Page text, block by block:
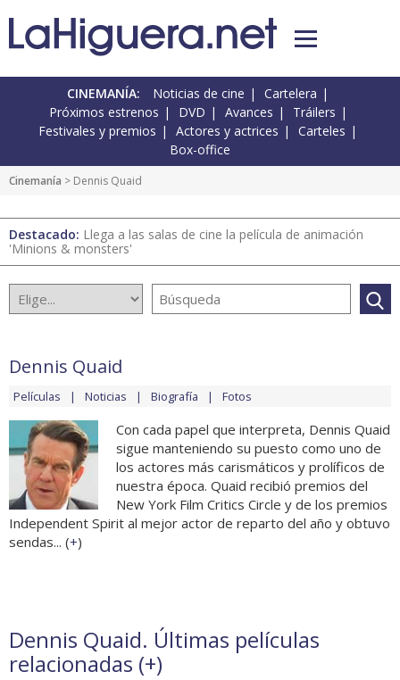
CINEMANÍA: Noticias de cine
Cartelera
Próximos estrenos
DVD Avances
Tráilers
Festivales y premios
Actores y actrices
Carteles
Box-office
Cinemanía > Dennis Quaid
Destacado: Llega a las salas de cine la película de animación
'Minions & monsters'
Dennis Quaid
Películas Noticias Biografía Fotos
Con cada papel que interpreta, Dennis Quaid
sigue manteniendo su puesto como uno de
los actores más carismáticos y prolíficos de
nuestra época. Quaid recibió premios del
New York Film Critics Circle y de los premios
Independent Spirit al mejor actor de reparto del año y obtuvo
sendas... (+)
Dennis Quaid. Últimas películas
relacionadas (+)